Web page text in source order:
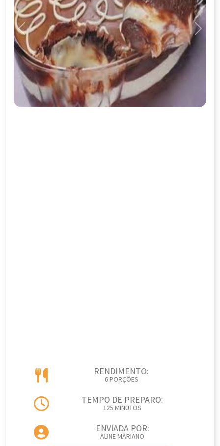
Previous Next
RENDIMENTO:
6 PORÇÕES
TEMPO DE PREPARO:
125 MINUTOS
ENVIADA POR:
ALINE MARIANO